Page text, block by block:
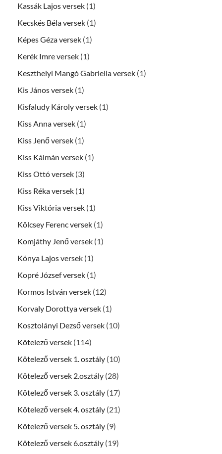
Kassák Lajos versek (1)
Kecskés Béla versek (1)
Képes Géza versek (1)
Kerék Imre versek (1)
Keszthelyi Mangó Gabriella versek (1)
Kis János versek (1)
Kisfaludy Károly versek (1)
Kiss Anna versek (1)
Kiss Jenő versek (1)
Kiss Kálmán versek (1)
Kiss Ottó versek (3)
Kiss Réka versek (1)
Kiss Viktória versek (1)
Kölcsey Ferenc versek (1)
Komjáthy Jenő versek (1)
Kónya Lajos versek (1)
Kopré József versek (1)
Kormos István versek (12)
Korvaly Dorottya versek (1)
Kosztolányi Dezső versek (10)
Kötelező versek (114)
Kötelező versek 1. osztály (10)
Kötelező versek 2.osztály (28)
Kötelező versek 3. osztály (17)
Kötelező versek 4. osztály (21)
Kötelező versek 5. osztály (9)
Kötelező versek 6.osztály (19)